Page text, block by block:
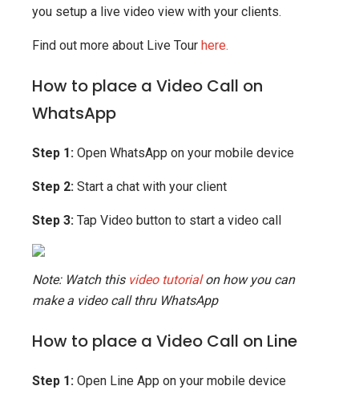
you setup a live video view with your clients.
Find out more about Live Tour here.
How to place a Video Call on
WhatsApp
Step 1: Open WhatsApp on your mobile device
Step 2: Start a chat with your client
Step 3: Tap Video button to start a video call
Note: Watch this video tutorialon how you can
make a video call thru WhatsApp
How to place a Video Call on Line
Step 1: Open Line App on your mobile device